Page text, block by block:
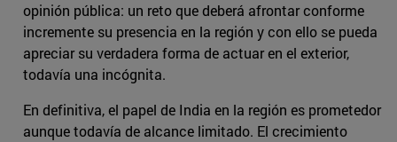
opinión pública: un reto que deberá afrontar conforme
incremente su presencia en la región y con ello se pueda
apreciar su verdadera forma de actuar en el exterior,
todavía una incógnita.
En definitiva, el papel de India en la región es prometedor
aunque todavía de alcance limitado. El crecimiento